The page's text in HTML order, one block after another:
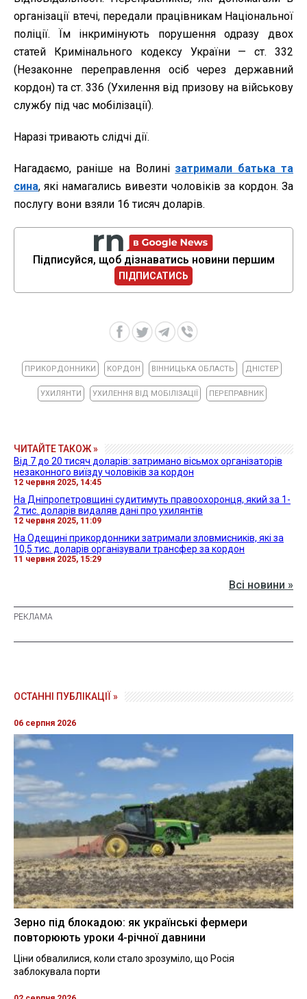
організації втечі, передали працівникам Національної
поліції. Їм інкримінують порушення одразу двох
статей Кримінального кодексу України — ст. 332
(Незаконне переправлення осіб через державний
кордон) та ст. 336 (Ухилення від призову на військову
службу під час мобілізації).
Наразі тривають слідчі дії.
Нагадаємо, раніше на Волині затримали батька та
сина, які намагались вивезти чоловіків за кордон. За
послугу вони взяли 16 тисяч доларів.
Підписуйся, щоб дізнаватись новини першим
ПІДПИСАТИСЬ
ПРИКОРДОННИКИ КОРДОН ВІННИЦЬКА ОБЛАСТЬ ДНІСТЕР
УХИЛЯНТИ УХИЛЕННЯ ВІД МОБІЛІЗАЦІЇ ПЕРЕПРАВНИК
ЧИТАЙТЕ ТАКОЖ »
Від 7 до 20 тисяч доларів: затримано вісьмох організаторів
незаконного виїзду чоловіків за кордон
12 червня 2025, 14:45
На Дніпропетровщині судитимуть правоохоронця, який за 1-
2 тис. доларів видаляв дані про ухилянтів
12 червня 2025, 11:09
На Одещині прикордонники затримали зловмисників, які за
10,5 тис. доларів організували трансфер за кордон
11 червня 2025, 15:29
Всі новини »
ОСТАННІ ПУБЛІКАЦІЇ »
06 серпня 2026
Зерно під блокадою: як українські фермери
повторюють уроки 4-річної давнини
Ціни обвалилися, коли стало зрозуміло, що Росія
заблокувала порти